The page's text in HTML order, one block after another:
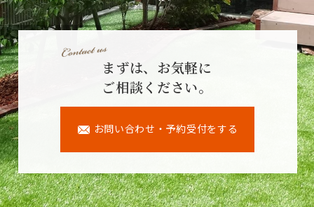
まずは、お気軽に
ご相談ください。
お問い合わせ・予約受付をする